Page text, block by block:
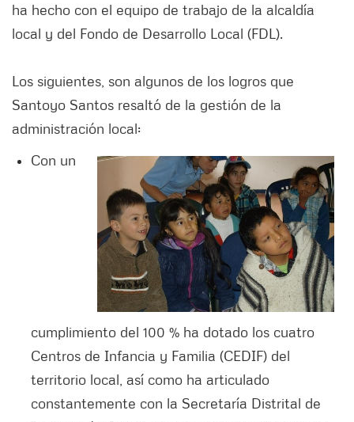
ha hecho con el equipo de trabajo de la alcaldía
local y del Fondo de Desarrollo Local (FDL).
Los siguientes, son algunos de los logros que
Santoyo Santos resaltó de la gestión de la
administración local:
Con un
cumplimiento del 100 % ha dotado los cuatro
Centros de Infancia y Familia (CEDIF) del
territorio local, así como ha articulado
constantemente con la Secretaría Distrital de